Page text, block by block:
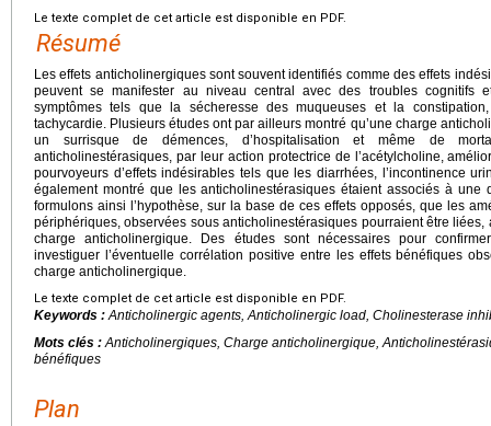
Le texte complet de cet article est disponible en PDF.
Résumé
Les effets anticholinergiques sont souvent identifiés comme des effets
peuvent se manifester au niveau central avec des troubles cognitifs
symptômes tels que la sécheresse des muqueuses et la
tachycardie. Plusieurs études ont par ailleurs montré qu’une charge
un surrisque de démences, d’hospitalisation et même de
anticholinestérasiques, par leur action protectrice de l’acétylcholine,
pourvoyeurs d’effets indésirables tels que les diarrhées, l’incontinence
également montré que les anticholinestérasiques étaient associés à une
formulons ainsi l’hypothèse, sur la base de ces effets opposés, que les
périphériques, observées sous anticholinestérasiques pourraient être
charge anticholinergique. Des études sont nécessaires pour
investiguer l’éventuelle corrélation positive entre les effets bénéfiques
charge anticholinergique.
Le texte complet de cet article est disponible en PDF.
Keywords : Anticholinergic agents, Anticholinergic load, Cholinesterase
Mots clés : Anticholinergiques, Charge anticholinergique,
bénéfiques
Plan